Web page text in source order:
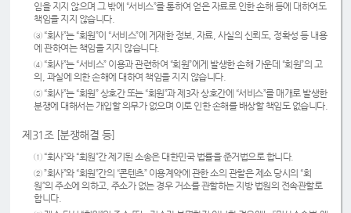
임을 지지 않으며 그 밖에 “서비스”를 통하여 얻은 자료로 인한 손해 등에 대하여도
책임을 지지 않습니다.
③ “회사”는 “회원”이 “서비스”에 게재한 정보, 자료, 사실의 신뢰도, 정확성 등 내용
에 관하여는 책임을 지지 않습니다.
④ “회사”는 “서비스” 이용과 관련하여 “회원”에게 발생한 손해 가운데 “회원”의 고
의, 과실에 의한 손해에 대하여 책임을 지지 않습니다.
⑤ “회사”는 “회원” 상호간 또는 “회원”과 제3자 상호간에 “서비스”를 매개로 발생한
분쟁에 대해서는 개입할 의무가 없으며 이로 인한 손해를 배상할 책임도 없습니다.
제31조 [분쟁해결 등]
① “회사”와 “회원”간 제기된 소송은 대한민국 법률을 준거법으로 합니다.
② ”회사”와 “회원”간의 “콘텐츠” 이용계약에 관한 소의 관할은 제소 당시의 “회
원”의 주소에 의하고, 주소가 없는 경우 거소를 관할하는 지방 법원의 전속관할로
합니다.